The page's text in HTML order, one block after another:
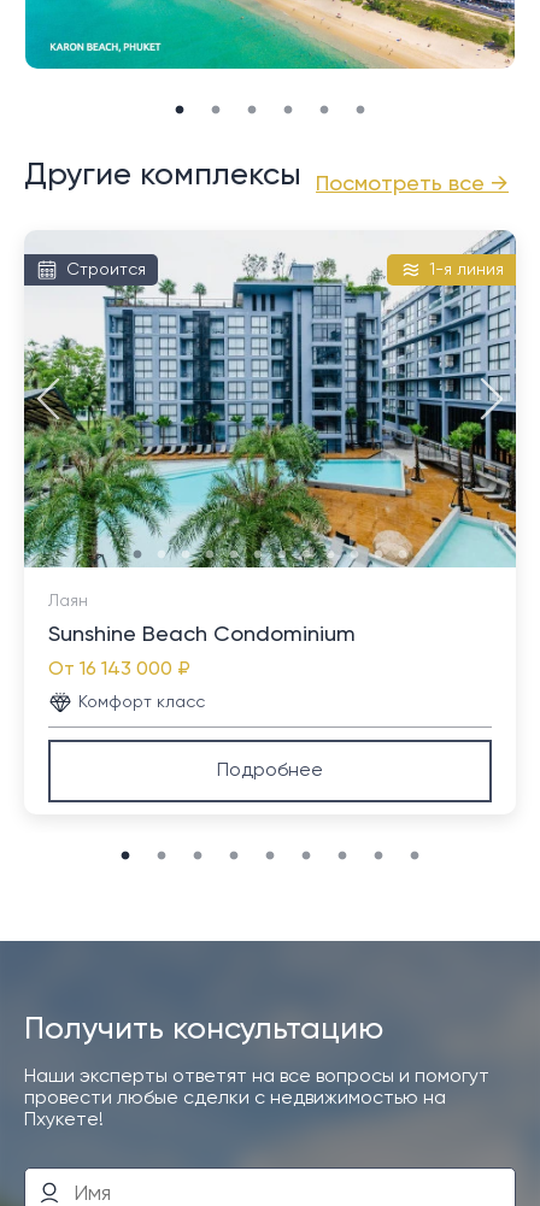
прибрежной дороги.
Посмотреть все →
Другие комплексы
Строится 1-я линия
Лаян
Sunshine Beach Condominium
От 16 143 000 ₽
Комфорт класс
Подробнее
Получить консультацию
Наши эксперты ответят на все вопросы и помогут
провести любые сделки с недвижимостью на
Пхукете!